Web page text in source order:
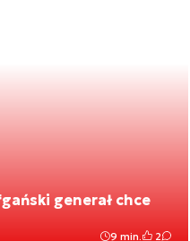
generał chce
9 min. 2